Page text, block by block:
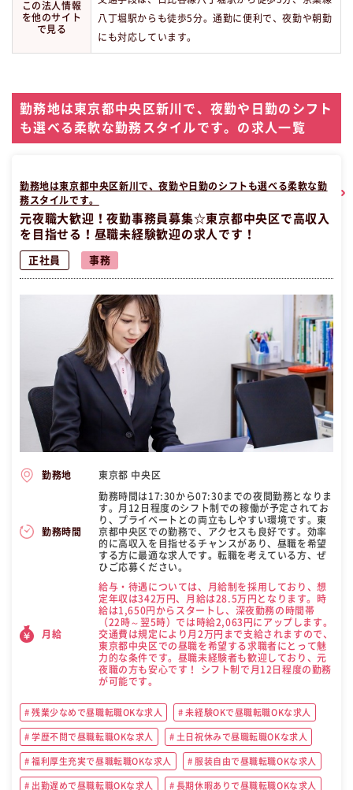
この法人情報
を他のサイト
で見る
八丁堀駅からも徒歩5分。通勤に便利で、夜勤や朝勤
にも対応しています。
勤務地は東京都中央区新川で、夜勤や日勤のシフト
も選べる柔軟な勤務スタイルです。の求人一覧
勤務地は東京都中央区新川で、夜勤や日勤のシフトも選べる柔軟な勤
務スタイルです。
元夜職大歓迎！夜勤事務員募集☆東京都中央区で高収入
を目指せる！昼職未経験歓迎の求人です！
正社員 事務
勤務地 東京都 中央区
勤務時間
勤務時間は17:30から07:30までの夜間勤務となりま
す。月12日程度のシフト制での稼働が予定されてお
り、プライベートとの両立もしやすい環境です。東
京都中央区での勤務で、アクセスも良好です。効率
的に高収入を目指せるチャンスがあり、昼職を希望
する方に最適な求人です。転職を考えている方、ぜ
ひご応募ください。
月給
給与・待遇については、月給制を採用しており、想
定年収は342万円、月給は28.5万円となります。時
給は1,650円からスタートし、深夜勤務の時間帯
（22時～翌5時）では時給2,063円にアップします。
交通費は規定により月2万円まで支給されますので、
東京都中央区での昼職を希望する求職者にとって魅
力的な条件です。昼職未経験者も歓迎しており、元
夜職の方も安心です！ シフト制で月12日程度の勤務
が可能です。
残業少なめで昼職転職OKな求人 未経験OKで昼職転職OKな求人
学歴不問で昼職転職OKな求人 土日祝休みで昼職転職OKな求人
福利厚生充実で昼職転職OKな求人 服装自由で昼職転職OKな求人
出勤遅めで昼職転職OKな求人 長期休暇ありで昼職転職OKな求人